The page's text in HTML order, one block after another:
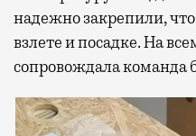
Современный
с собой не только
А ожидание рейса все
не в потерянное время,
спокойно закончить дела
надежно закрепили,
взлете и посадке. На
сопровождала команда